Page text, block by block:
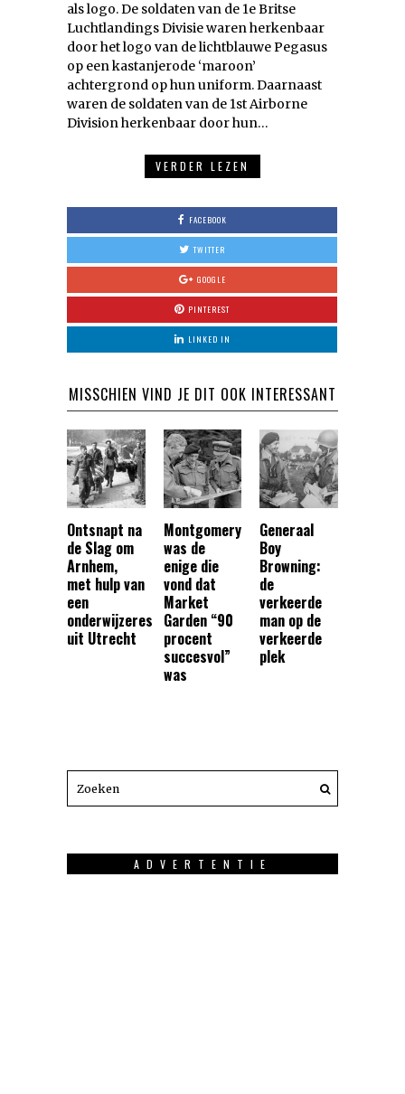
als logo. De soldaten van de 1e Britse
Luchtlandings Divisie waren herkenbaar
door het logo van de lichtblauwe Pegasus
op een kastanjerode ‘maroon’
achtergrond op hun uniform. Daarnaast
waren de soldaten van de 1st Airborne
Division herkenbaar door hun…
VERDER LEZEN
FACEBOOK
TWITTER
GOOGLE
PINTEREST
LINKED IN
MISSCHIEN VIND JE DIT OOK INTERESSANT
Ontsnapt na
de Slag om
Arnhem,
met hulp van
een
onderwijzeres
uit Utrecht
Montgomery
was de
enige die
vond dat
Market
Garden “90
procent
succesvol”
was
Generaal
Boy
Browning:
de
verkeerde
man op de
verkeerde
plek
ADVERTENTIE